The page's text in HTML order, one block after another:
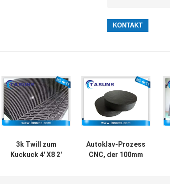
3k Twill zum
Kuckuck 4' X8 2'
Autoklav-Prozess
CNC, der 100mm